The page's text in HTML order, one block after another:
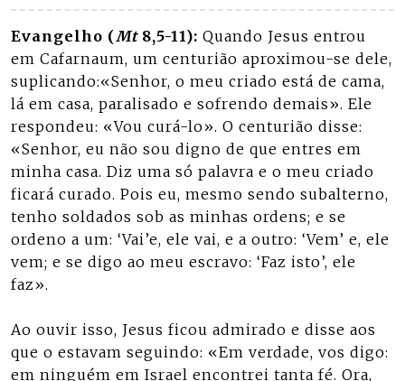
Evangelho (Mt8,5-11): Quando Jesus entrou
em Cafarnaum, um centurião aproximou-se dele,
suplicando:«Senhor, o meu criado está de cama,
lá em casa, paralisado e sofrendo demais». Ele
respondeu: «Vou curá-lo». O centurião disse:
«Senhor, eu não sou digno de que entres em
minha casa. Diz uma só palavra e o meu criado
ficará curado. Pois eu, mesmo sendo subalterno,
tenho soldados sob as minhas ordens; e se
ordeno a um: ‘Vai’e, ele vai, e a outro: ‘Vem’ e, ele
vem; e se digo ao meu escravo: ‘Faz isto’, ele
faz».
Ao ouvir isso, Jesus ficou admirado e disse aos
que o estavam seguindo: «Em verdade, vos digo:
em ninguém em Israel encontrei tanta fé. Ora,